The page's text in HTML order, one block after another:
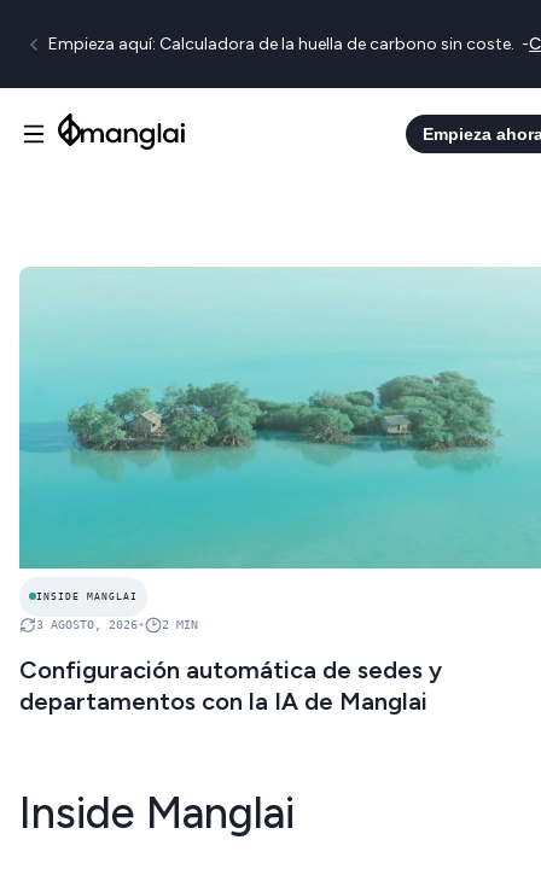
Empieza aquí: Calculadora de la huella de carbono sin coste. -
Empieza
INSIDE MANGLAI
3 AGOSTO, 2026• 2 MIN
Configuración automática de sedes y
departamentos con la IA de Manglai
Inside Manglai